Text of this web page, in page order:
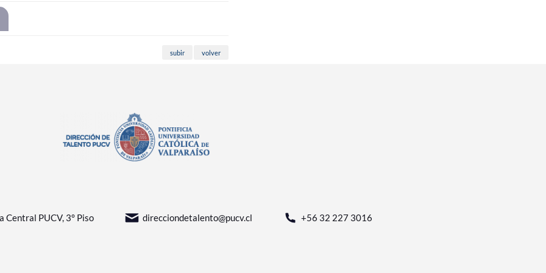
subir volver
Central PUCV, 3° Piso direcciondetalento@pucv.cl +56 32 227 3016